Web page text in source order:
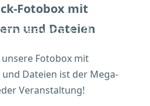
|
Fotobox mit
und Dateien
Fotobox mit
Dateien ist der Mega-
Veranstaltung!